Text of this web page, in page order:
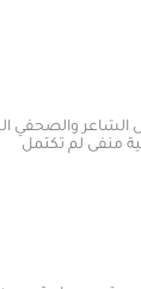
السوري تمّام